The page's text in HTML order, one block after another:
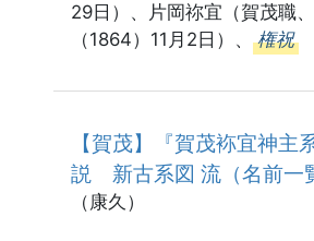
29日）、片岡祢宜（賀茂職
（1864）11月2日）、 権祝
【賀茂】『賀茂袮宜神主
説 新古系図 流（名前一
（康久）